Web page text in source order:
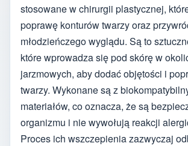
stosowane w chirurgii plastycznej,
poprawę konturów twarzy oraz
młodzieńczego wyglądu. Są to
które wprowadza się pod skórę w
jarzmowych, aby dodać objętości i
twarzy. Wykonane są z
materiałów, co oznacza, że są
organizmu i nie wywołują reakcji
Proces ich wszczepienia zazwyczaj